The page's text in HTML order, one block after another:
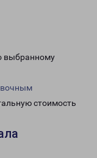
выбранному
стоимость